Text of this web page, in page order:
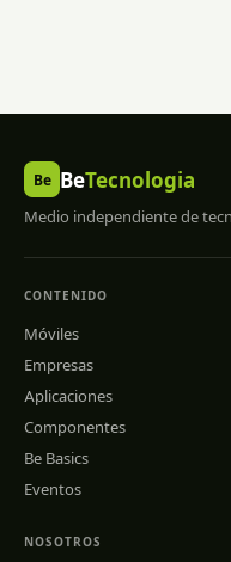
Be BeTecnologia
Medio independiente de
CONTENIDO
Móviles
Empresas
Aplicaciones
Componentes
Be Basics
Eventos
NOSOTROS